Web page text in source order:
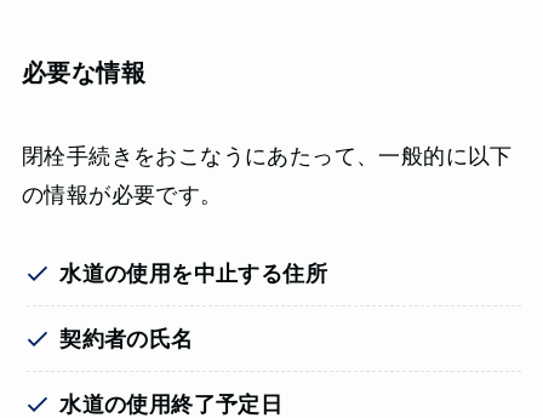
必要な情報
閉栓手続きをおこなうにあたって、一般的に以下
の情報が必要です。
水道の使用を中止する住所
契約者の氏名
水道の使用終了予定日